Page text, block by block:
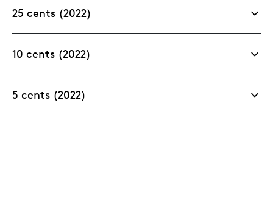
25 cents (2022)
10 cents (2022)
5 cents (2022)